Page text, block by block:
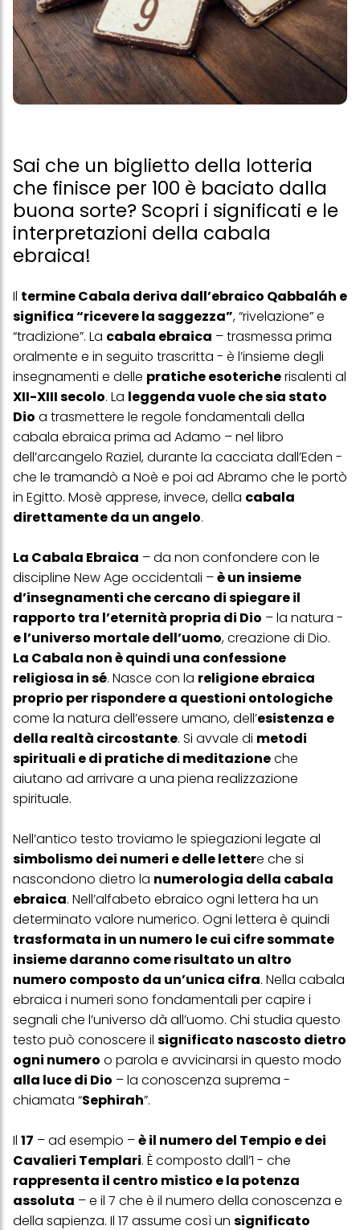
Sai che un biglietto della lotteria
che finisce per 100 è baciato dalla
buona sorte? Scopri i significati e le
interpretazioni della cabala
ebraica!
Il termine Cabala deriva dall’ebraico Qabbaláh e
significa “ricevere la saggezza”, “rivelazione” e
“tradizione”. La cabala ebraica – trasmessa prima
oralmente e in seguito trascritta - è l’insieme degli
insegnamenti e delle pratiche esotericherisalenti al
XII-XIII secolo. La leggenda vuole che sia stato
Dio a trasmettere le regole fondamentali della
cabala ebraica prima ad Adamo – nel libro
dell’arcangelo Raziel, durante la cacciata dall’Eden -
che le tramandò a Noè e poi ad Abramo che le portò
in Egitto. Mosè apprese, invece, della cabala
direttamente da un angelo.
La Cabala Ebraica – da non confondere con le
discipline New Age occidentali –è un insieme
d’insegnamenti che cercano di spiegare il
rapporto tra l’eternità propria di Dio – la natura -
e l’universo mortale dell’uomo, creazione di Dio.
La Cabala non è quindi una confessione
religiosa in sé. Nasce con la religione ebraica
proprio per rispondere a questioni ontologiche
come la natura dell’essere umano, dell’esistenza e
della realtà circostante. Si avvale di metodi
spirituali e di pratiche di meditazioneche
aiutano ad arrivare a una piena realizzazione
spirituale.
Nell’antico testo troviamo le spiegazioni legate al
simbolismo dei numeri e delle lettere che si
nascondono dietro la numerologia della cabala
ebraica. Nell’alfabeto ebraico ogni lettera ha un
determinato valore numerico. Ogni lettera è quindi
trasformata in un numero le cui cifre sommate
insieme daranno come risultato un altro
numero composto da un’unica cifra. Nella cabala
ebraica i numeri sono fondamentali per capire i
segnali che l’universo dà all’uomo. Chi studia questo
testo può conoscere il significato nascosto dietro
ogni numero o parola e avvicinarsi in questo modo
alla luce di Dio – la conoscenza suprema -
chiamata “Sephirah”.
Il 17 – ad esempio –è il numero del Tempio e dei
Cavalieri Templari. È composto dall’1 - che
rappresenta il centro mistico e la potenza
assoluta – e il 7 che è il numero della conoscenza e
della sapienza. Il 17 assume così un significato